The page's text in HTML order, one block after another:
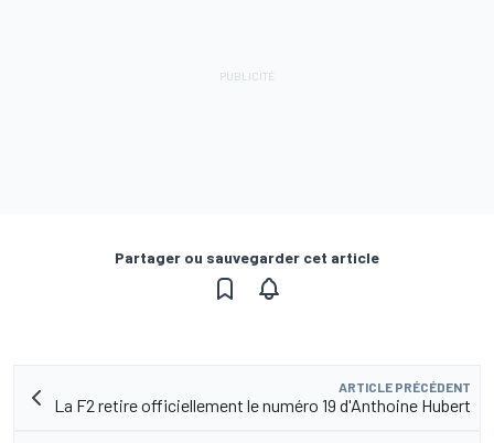
Partager ou sauvegarder cet article
ARTICLE PRÉCÉDENT
La F2 retire officiellement le numéro 19 d'Anthoine Hubert